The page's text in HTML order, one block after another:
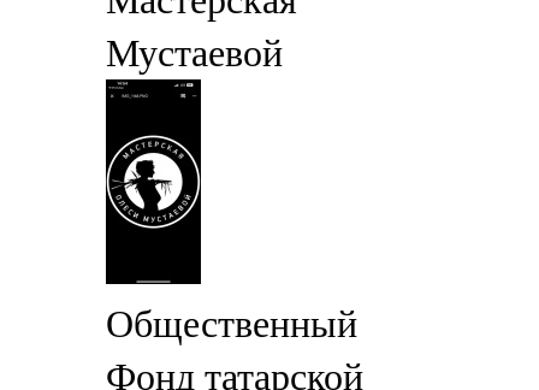
Мустаевой
Общественный
Фонд татарской